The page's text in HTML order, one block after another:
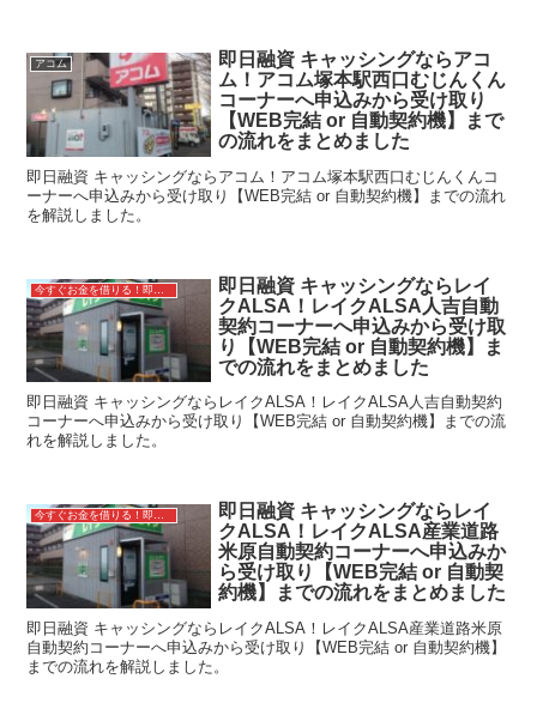
アコム
即日融資 キャッシングならアコ
ム！アコム塚本駅西口むじんくん
コーナーへ申込みから受け取り
【WEB完結 or 自動契約機】まで
の流れをまとめました
即日融資 キャッシングならアコム！アコム塚本駅西口むじんくんコ
ーナーへ申込みから受け取り【WEB完結 or 自動契約機】までの流れ
を解説しました。
即日融資 キャッシングならレイ
クALSA！レイクALSA人吉自動
契約コーナーへ申込みから受け取
り【WEB完結 or 自動契約機】ま
での流れをまとめました
即日融資 キャッシングならレイクALSA！レイクALSA人吉自動契約
コーナーへ申込みから受け取り【WEB完結 or 自動契約機】までの流
れを解説しました。
今すぐお金を借りる！即日融資キャッシング
即日融資 キャッシングならレイ
クALSA！レイクALSA産業道路
米原自動契約コーナーへ申込みか
ら受け取り【WEB完結 or 自動契
約機】までの流れをまとめました
即日融資 キャッシングならレイクALSA！レイクALSA産業道路米原
自動契約コーナーへ申込みから受け取り【WEB完結 or 自動契約機】
までの流れを解説しました。